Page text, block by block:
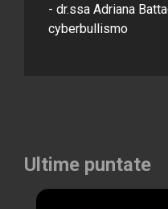
- dr.ssa Adriana
cyberbullismo
Ultime puntate